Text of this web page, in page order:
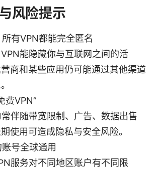
风险提示
有VPN都能完全匿名
能隐藏你与互联网之间的活
商和某些应用仍可能通过其他渠道
费VPN”
伴随带宽限制、广告、数据出售
使用可造成隐私与安全风险。
号全球通用
服务对不同地区账户有不同限